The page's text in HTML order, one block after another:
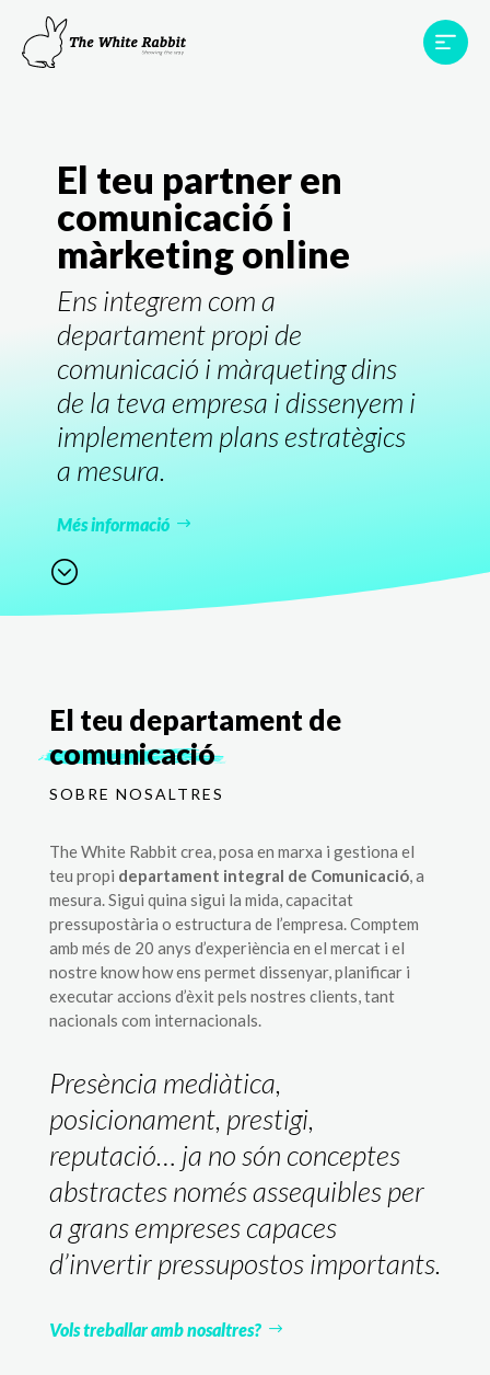
Projectes
El teu partner en
comunicació i
màrketing online
Ens integrem com a
departament propi de
comunicació i màrqueting dins
de la teva empresa i dissenyem i
implementem plans estratègics
a mesura.
Més informació
;
El teu departament de
comunicació
SOBRE NOSALTRES
The White Rabbit crea, posa en marxa i gestiona el
teu propi departament integral de Comunicació, a
mesura. Sigui quina sigui la mida, capacitat
pressupostària o estructura de l’empresa. Comptem
amb més de 20 anys d’experiència en el mercat i el
nostre know how ens permet dissenyar, planificar i
executar accions d’èxit pels nostres clients, tant
nacionals com internacionals.
Presència mediàtica,
posicionament, prestigi,
reputació… ja no són conceptes
abstractes només assequibles per
a grans empreses capaces
d’invertir pressupostos importants.
Vols treballar amb nosaltres?